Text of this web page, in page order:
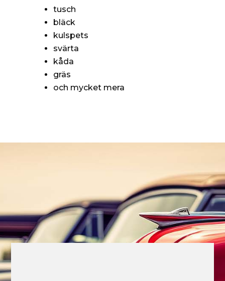
tusch
bläck
kulspets
svärta
kåda
gräs
och mycket mera